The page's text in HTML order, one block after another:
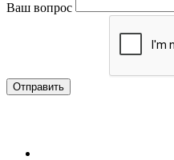
Ваш вопрос
Отправить